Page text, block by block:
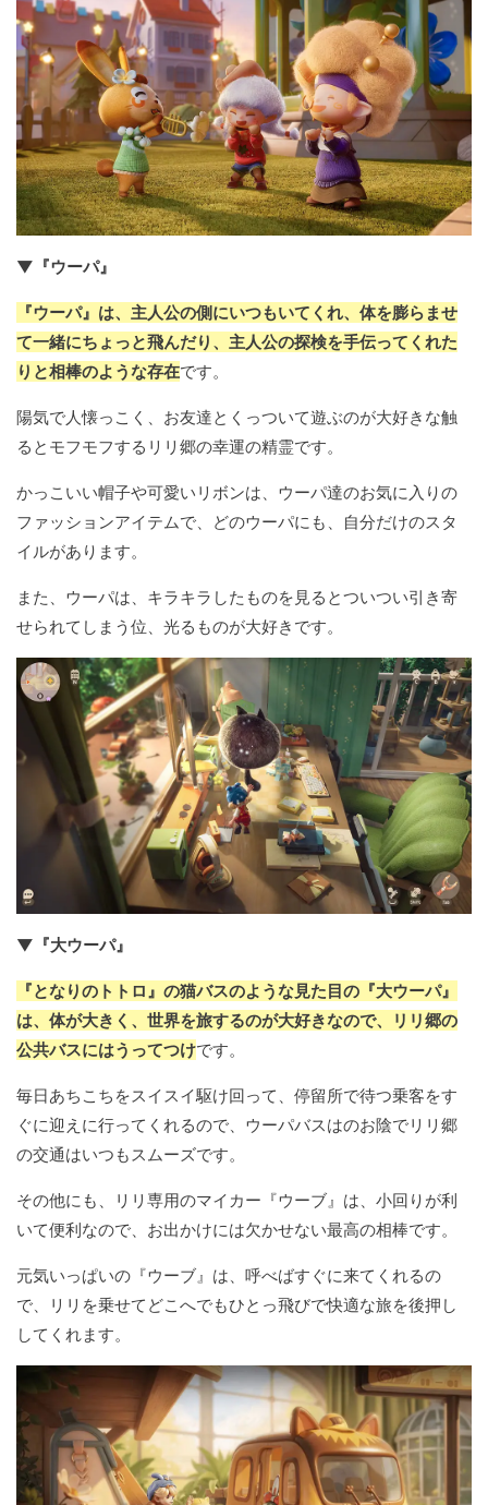
▼『ウーパ』
『ウーパ』は、主人公の側にいつもいてくれ、体を膨らませ
て一緒にちょっと飛んだり、主人公の探検を手伝ってくれた
りと相棒のような存在です。
陽気で人懐っこく、お友達とくっついて遊ぶのが大好きな触
るとモフモフするリリ郷の幸運の精霊です。
かっこいい帽子や可愛いリボンは、ウーパ達のお気に入りの
ファッションアイテムで、どのウーパにも、自分だけのスタ
イルがあります。
また、ウーパは、キラキラしたものを見るとついつい引き寄
せられてしまう位、光るものが大好きです。
▼『大ウーパ』
『となりのトトロ』の猫バスのような見た目の『大ウーパ』
は、体が大きく、世界を旅するのが大好きなので、リリ郷の
公共バスにはうってつけです。
毎日あちこちをスイスイ駆け回って、停留所で待つ乗客をす
ぐに迎えに行ってくれるので、ウーパバスはのお陰でリリ郷
の交通はいつもスムーズです。
その他にも、リリ専用のマイカー『ウーブ』は、小回りが利
いて便利なので、お出かけには欠かせない最高の相棒です。
元気いっぱいの『ウーブ』は、呼べばすぐに来てくれるの
で、リリを乗せてどこへでもひとっ飛びで快適な旅を後押し
してくれます。